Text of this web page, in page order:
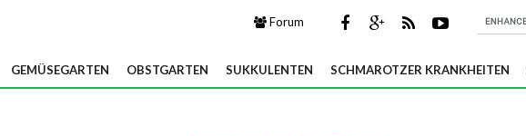
Forum
GEMÜSEGARTEN OBSTGARTEN SUKKULENTEN SCHMAROTZER KRANKHEITEN